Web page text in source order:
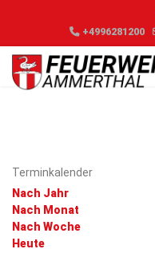
+4996281200
Terminkalender
Nach Jahr
Nach Monat
Nach Woche
Heute